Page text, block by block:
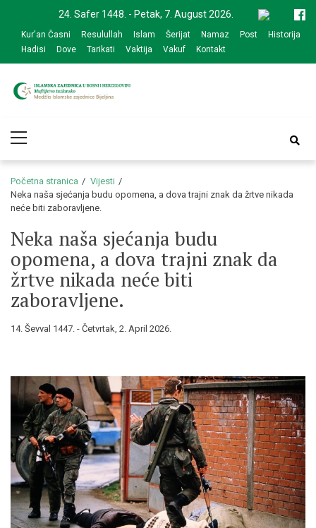
navigation
content
24. Safer 1448. - Petak, 7. August 2026.
Kur'an Časni Resulullah Islam Šerijat Namaz Post
Historija
Hadisi
Dove Tarikati Vaktija Vakuf Kontakt
zajednice Bijeljina
Menu
Početna stranica
Vijesti
Neka naša sjećanja budu opomena, a dova trajni znak da žrtve nikada
neće biti zaboravljene.
Neka naša sjećanja budu
opomena, a dova trajni znak da
žrtve nikada neće biti
zaboravljene.
14. Ševval 1447. - Četvrtak, 2. April 2026.